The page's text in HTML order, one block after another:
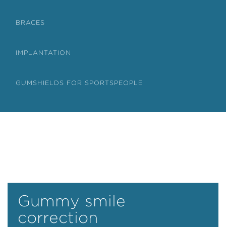
BRACES
IMPLANTATION
GUMSHIELDS FOR SPORTSPEOPLE
Gummy smile
correction